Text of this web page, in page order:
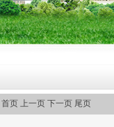
首页 上一页 下一页 尾页